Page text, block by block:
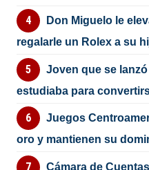
Don Miguelo le
regalarle un Rolex a su
Joven que se
estudiaba para
Juegos
oro y mantienen su
Cámara de